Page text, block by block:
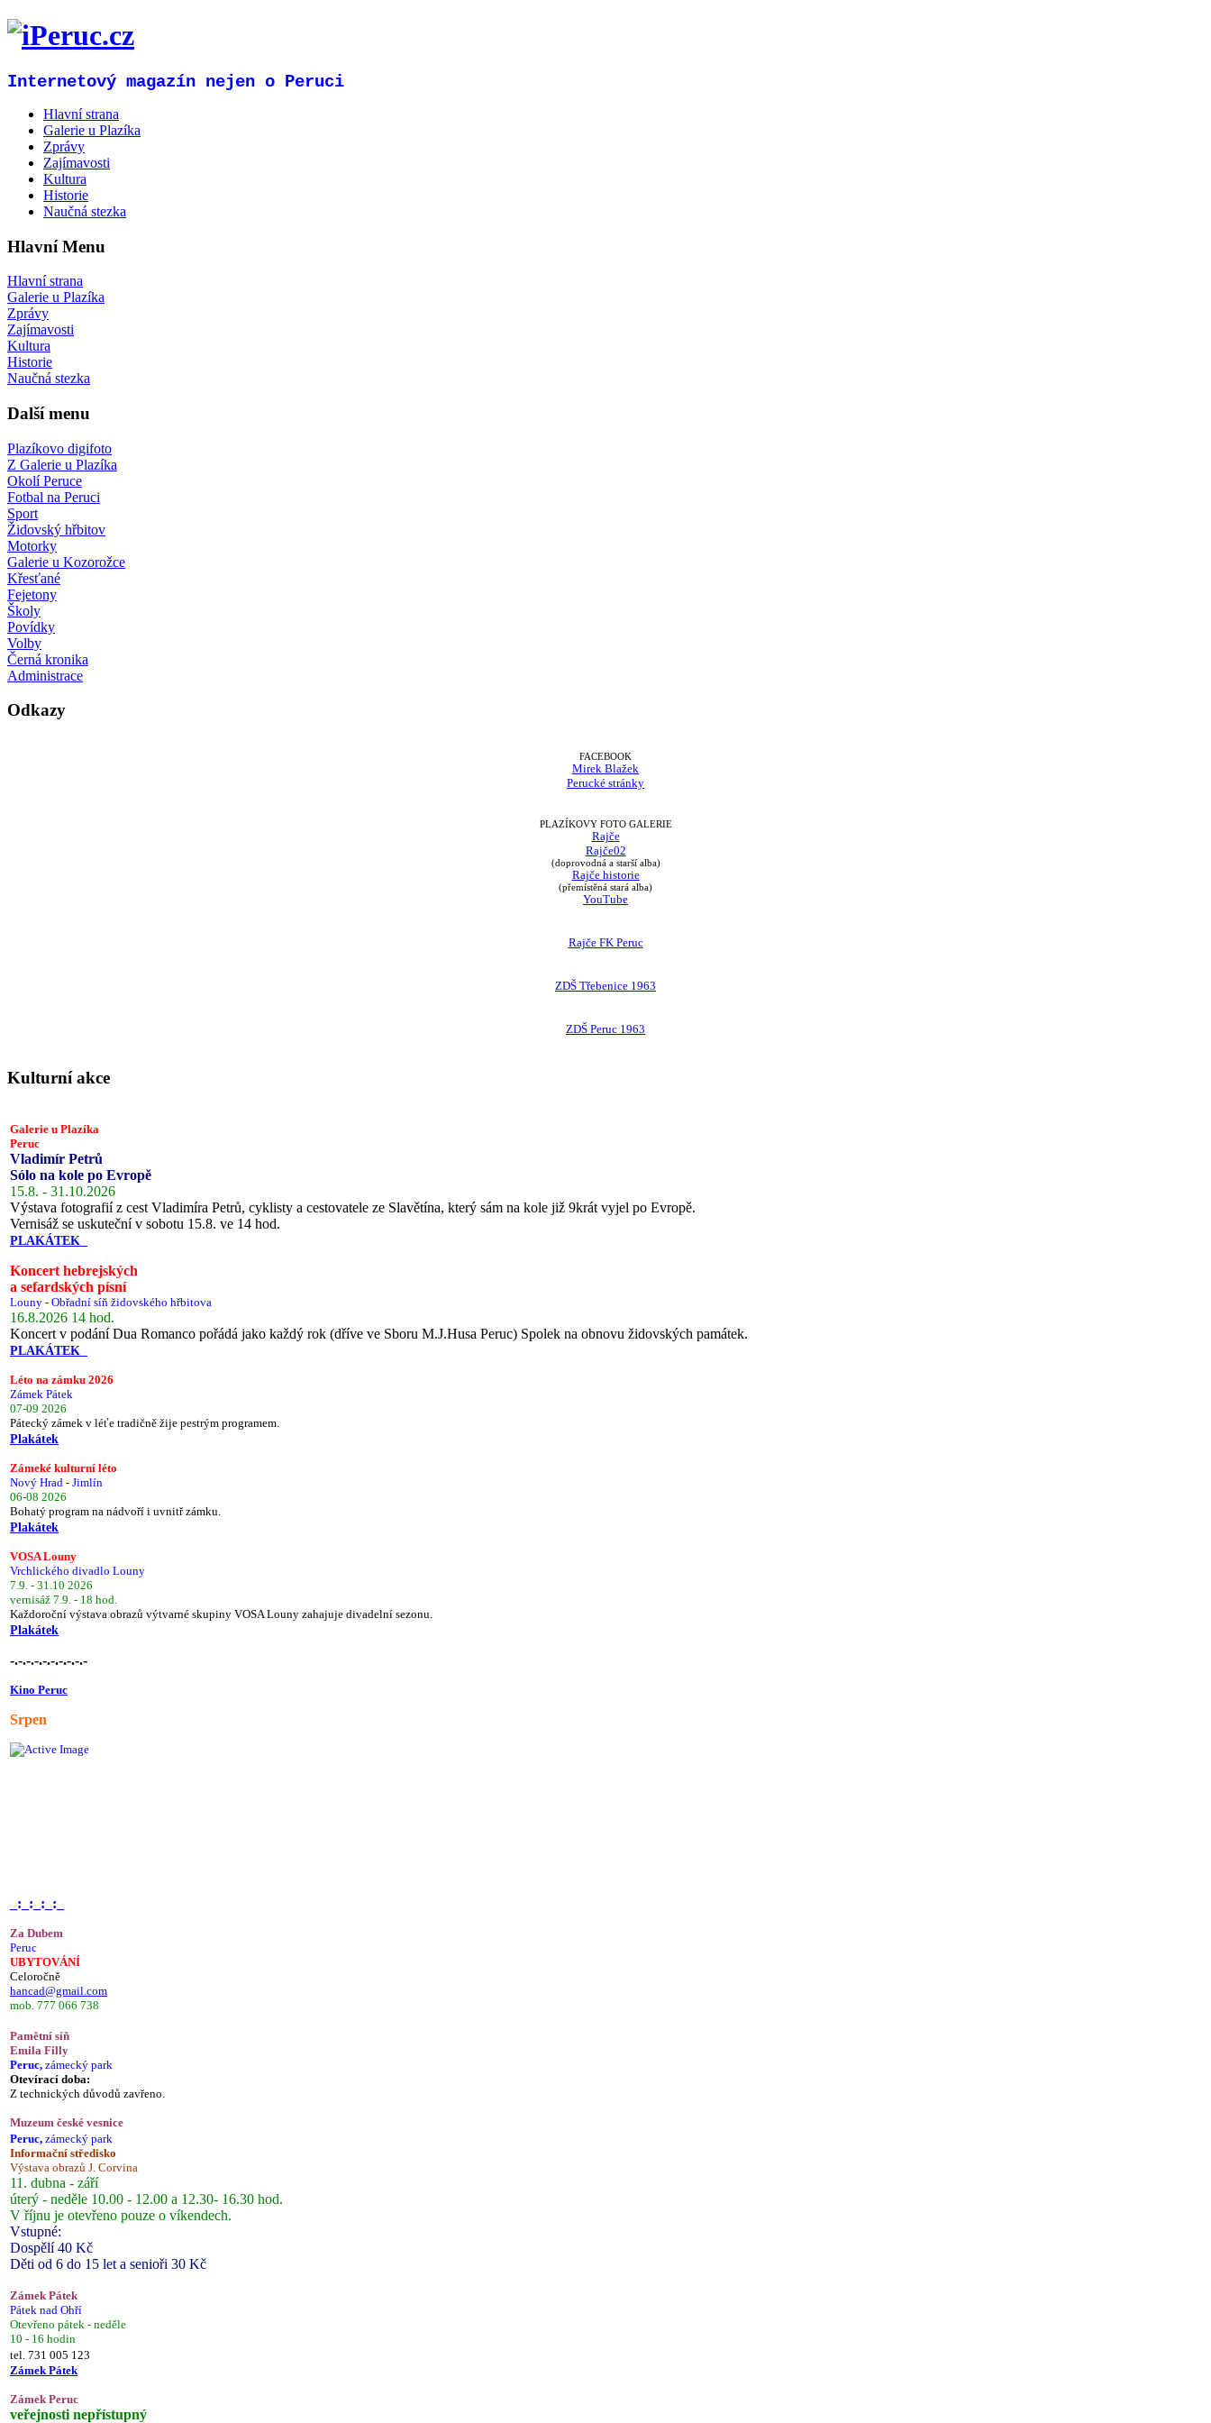
Internetový magazín nejen o Peruci
Hlavní strana
Galerie u Plazíka
Zprávy
Zajímavosti
Kultura
Historie
Naučná stezka
Hlavní Menu
Hlavní strana
Galerie u Plazíka
Zprávy
Zajímavosti
Kultura
Historie
Naučná stezka
Další menu
Plazíkovo digifoto
Z Galerie u Plazíka
Okolí Peruce
Fotbal na Peruci
Sport
Židovský hřbitov
Motorky
Galerie u Kozorožce
Křesťané
Fejetony
Školy
Povídky
Volby
Černá kronika
Administrace
Odkazy
FACEBOOK
Mirek Blažek
Perucké stránky
PLAZÍKOVY FOTO GALERIE
Rajče
Rajče02
(doprovodná a starší alba)
Rajče historie
(přemístěná stará alba)
YouTube
Rajče FK Peruc
ZDŠ Třebenice 1963
ZDŠ Peruc 1963
Kulturní akce
Galerie u Plazíka
Peruc
Vladimír Petrů
Sólo na kole po Evropě
15.8. - 31.10.2026
Výstava fotografií z cest Vladimíra Petrů, cyklisty a cestovatele ze Slavětína, který sám na kole již 9krát vyjel po Evropě.
Vernisáž se uskuteční v sobotu 15.8. ve 14 hod.
PLAKÁTEK
Koncert hebrejských
a sefardských písní
Louny - Obřadní síň židovského hřbitova
16.8.2026 14 hod.
Koncert v podání Dua Romanco pořádá jako každý rok (dříve ve Sboru M.J.Husa Peruc) Spolek na obnovu židovských památek.
PLAKÁTEK
Léto na zámku 2026
Zámek Pátek
07-09 2026
Pátecký zámek v léťe tradičně žije pestrým programem.
Plakátek
Zámeké kulturní léto
Nový Hrad - Jimlín
06-08 2026
Bohatý program na nádvoří i uvnitř zámku.
Plakátek
VOSA Louny
Vrchlického divadlo Louny
7.9. - 31.10 2026
vernisáž 7.9. - 18 hod.
Každoroční výstava obrazů výtvarné skupiny VOSA Louny zahajuje divadelní sezonu.
Plakátek
-.-.-.-.-.-.-.-.-.-
Kino Peruc
Srpen
_:_:_:_:_
Za Dubem
Peruc
UBYTOVÁNÍ
Celoročně
hancad@gmail.com
mob. 777 066 738
Pamětní síň
Emila Filly
Peruc, zámecký park
Otevírací doba:
Z technických důvodů zavřeno.
Muzeum české vesnice
Peruc, zámecký park
Informační středisko
Výstava obrazů J. Corvina
11. dubna - září
úterý - neděle 10.00 - 12.00 a 12.30- 16.30 hod.
V říjnu je otevřeno pouze o víkendech.
Vstupné:
Dospělí 40 Kč
Děti od 6 do 15 let a senioři 30 Kč
Zámek Pátek
Pátek nad Ohří
Otevřeno pátek - neděle
10 - 16 hodin
tel. 731 005 123
Zámek Pátek
Zámek Peruc
veřejnosti nepřístupný